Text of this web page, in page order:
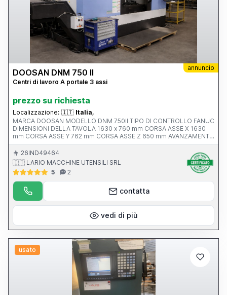
annuncio
DOOSAN DNM 750 II
Centri di lavoro A portale 3 assi
prezzo su richiesta
Localizzazione: 🇮🇹 Italia,
MARCA DOOSAN MODELLO DNM 750II TIPO DI CONTROLLO FANUC
DIMENSIONI DELLA TAVOLA 1630 x 760 mm CORSA ASSE X 1630
mm CORSA ASSE Y 762 mm CORSA ASSE Z 650 mm AVANZAMENTO
RAPIDO ASSI X-Y-Z ATTACCO MANDRINO Iso 40 VELOCITA’
MANDRINO 12.000 rpm ANNO V MACCHINA CE 2017 PESO 13500
KG
26IND49464
🇮🇹 LARIO MACCHINE UTENSILI SRL
5
2
contatta
vedi di più
usato